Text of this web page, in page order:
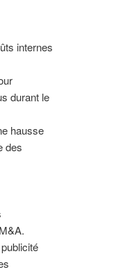
internes
durant le
hausse
des